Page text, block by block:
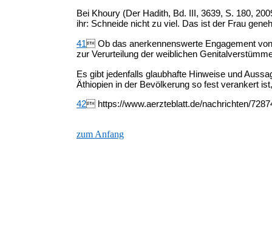
Bei Khoury (Der Hadith, Bd. III, 3639, S. 180,
ihr: Schneide nicht zu viel. Das ist der Frau
41 Ob das anerkennenswerte Engagement
zur Verurteilung der weiblichen
Es gibt jedenfalls glaubhafte Hinweise und
Äthiopien in der Bevölkerung so fest verankert
42 https://www.aerzteblatt.de/nachrichten/
zum Anfang